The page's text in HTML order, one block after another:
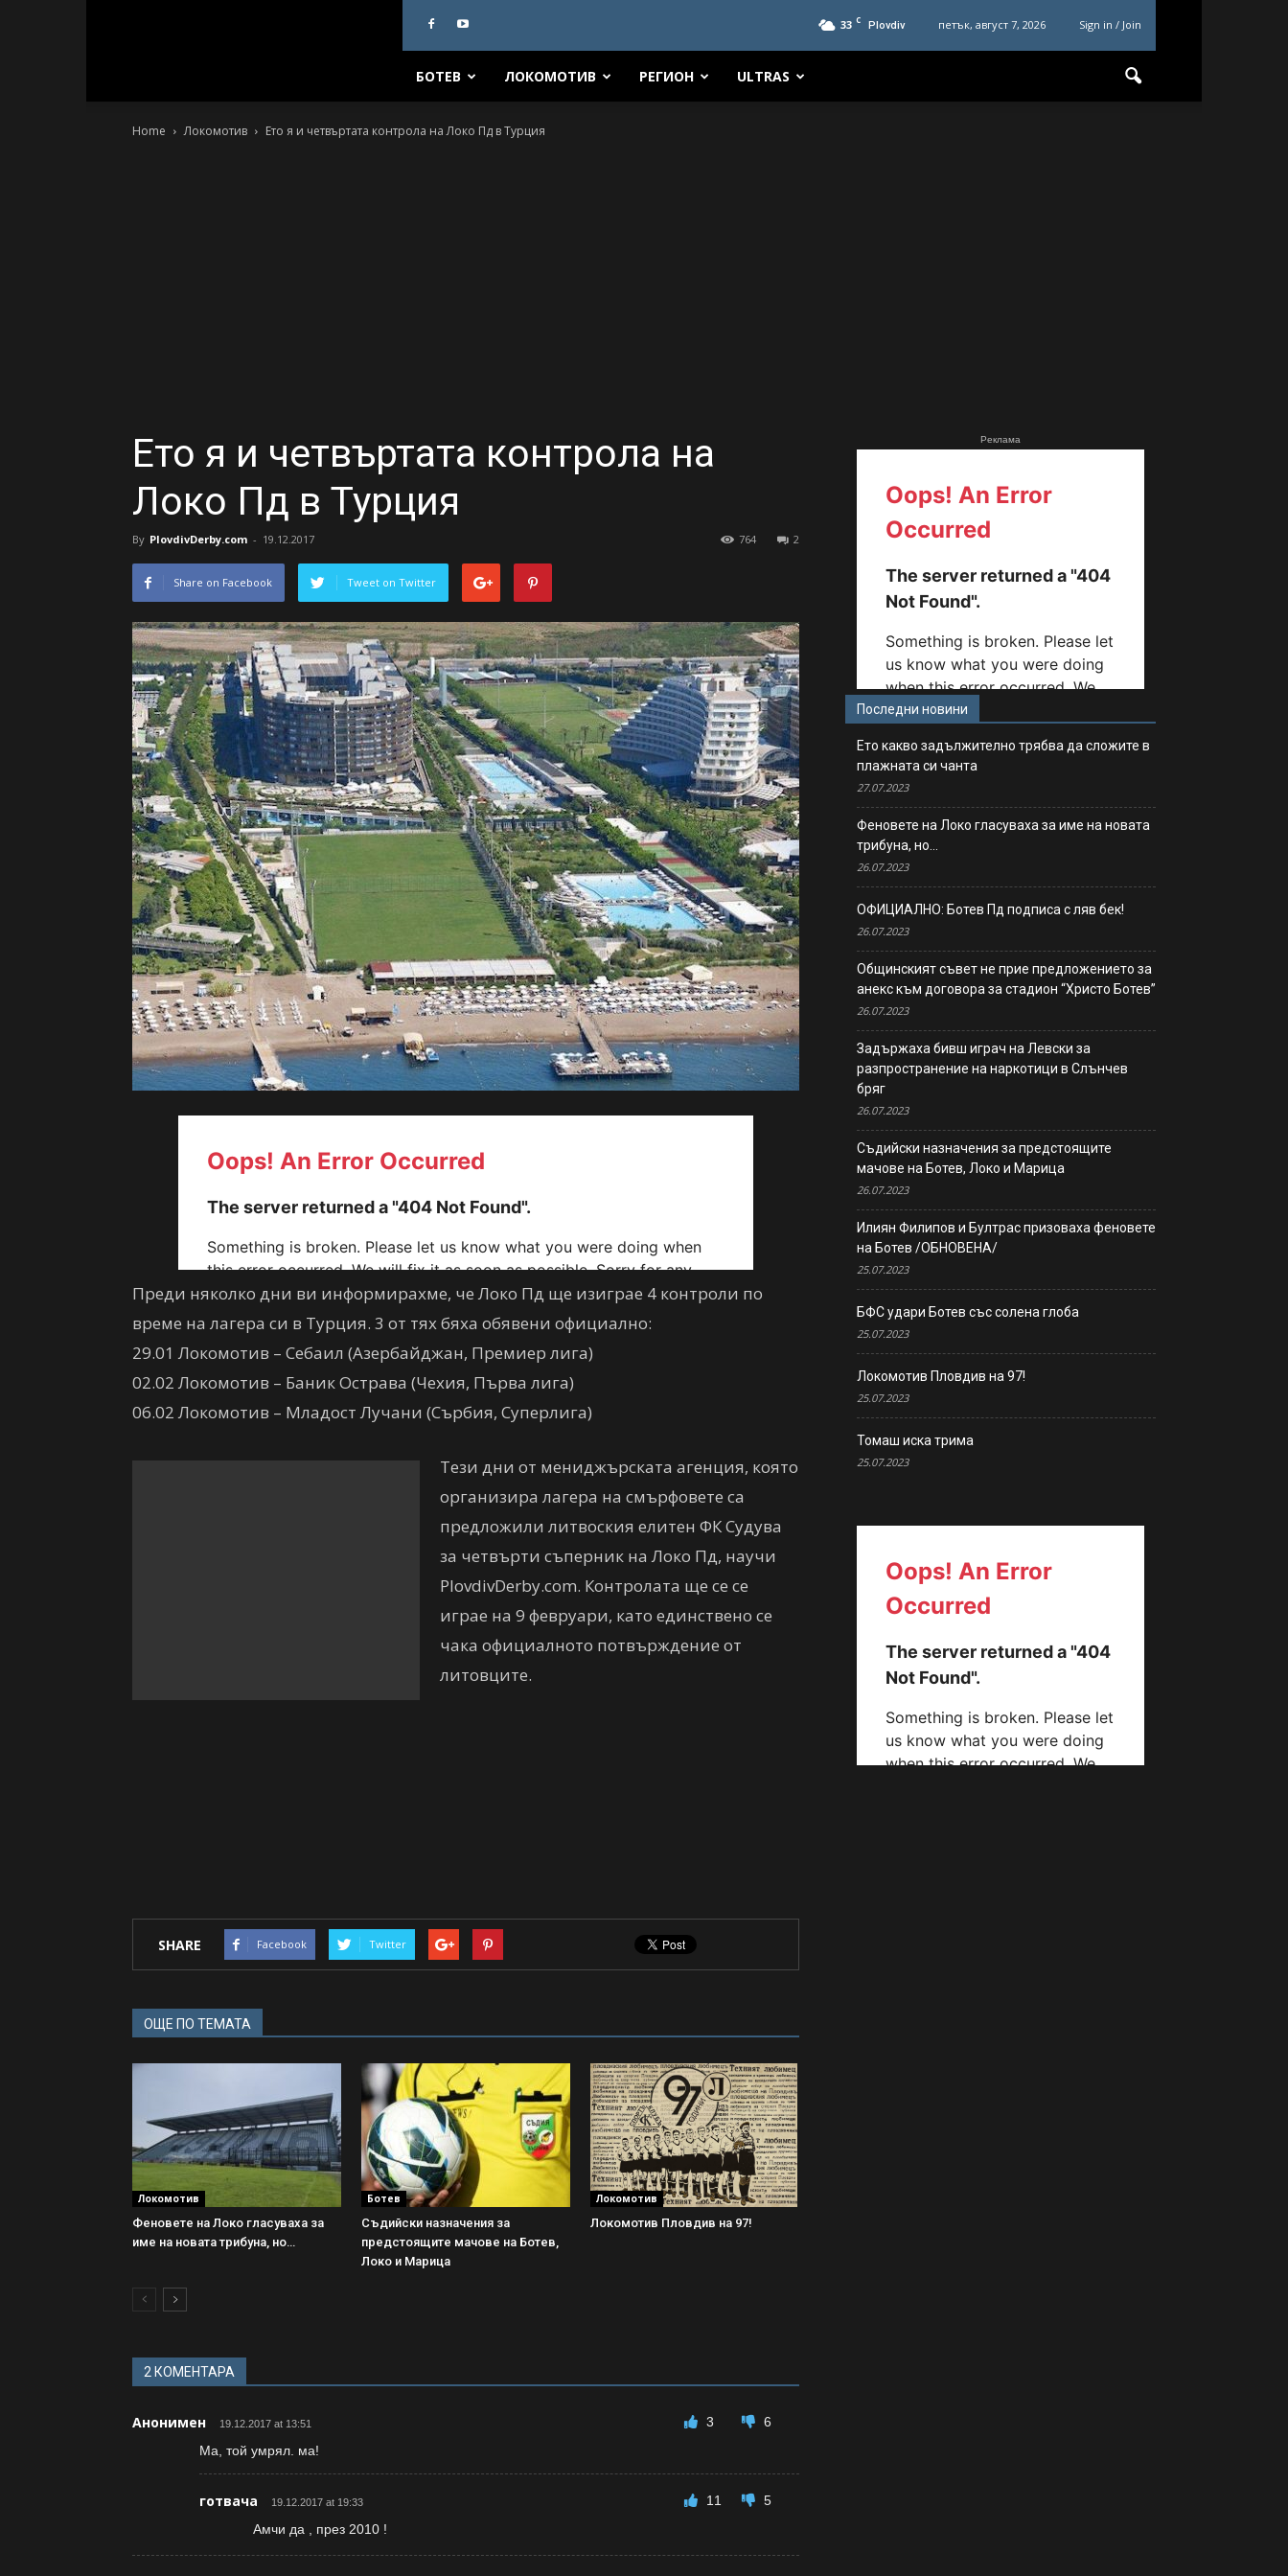
33 C Plovdiv петък, август 7, 2026 Sign in / Join
БОТЕВ ЛОКОМОТИВ РЕГИОН ULTRAS
Home Локомотив Ето я и четвъртата контрола на Локо Пд в Турция
Ето я и четвъртата контрола на
Локо Пд в Турция
By PlovdivDerby.com - 19.12.2017 2
764
Share on Facebook Tweet on Twitter
Преди няколко дни ви информирахме, че Локо Пд ще изиграе 4 контроли по
време на лагера си в Турция. 3 от тях бяха обявени официално:
29.01 Локомотив – Себаил (Азербайджан, Премиер лига)
02.02 Локомотив – Баник Острава (Чехия, Първа лига)
06.02 Локомотив – Младост Лучани (Сърбия, Суперлига)
Тези дни от мениджърската агенция, която
организира лагера на смърфовете са
предложили литвоския елитен ФК Судува
за четвърти съперник на Локо Пд, научи
PlovdivDerby.com. Контролата ще се се
играе на 9 февруари, като единствено се
чака официалното потвърждение от
литовците.
SHARE Facebook Twitter
ОЩЕ ПО ТЕМАТА
Локомотив
Феновете на Локо гласуваха за
име на новата трибуна, но…
Ботев
Съдийски назначения за
предстоящите мачове на Ботев,
Локо и Марица
Локомотив
Локомотив Пловдив на 97!
2 КОМЕНТАРА
Анонимен 19.12.2017 at 13:51 3
6
Ма, той умрял. ма!
готвача 19.12.2017 at 19:33 11
5
Амчи да , през 2010 !
Реклама
Последни новини
Ето какво задължително трябва да сложите в
плажната си чанта
27.07.2023
Феновете на Локо гласуваха за име на новата
трибуна, но…
26.07.2023
ОФИЦИАЛНО: Ботев Пд подписа с ляв бек!
26.07.2023
Общинският съвет не прие предложението за
анекс към договора за стадион “Христо Ботев”
26.07.2023
Задържаха бивш играч на Левски за
разпространение на наркотици в Слънчев
бряг
26.07.2023
Съдийски назначения за предстоящите
мачове на Ботев, Локо и Марица
26.07.2023
Илиян Филипов и Бултрас призоваха феновете
на Ботев /ОБНОВЕНА/
25.07.2023
БФС удари Ботев със солена глоба
25.07.2023
Локомотив Пловдив на 97!
25.07.2023
Томаш иска трима
25.07.2023